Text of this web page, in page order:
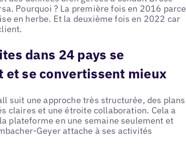
Pourquoi ? La première fois en 2016 parce
en herbe. Et la deuxième fois en 2022 car
dans 24 pays se
et se convertissent mieux
suit une approche très structurée, des plans
claires et une étroite collaboration. Cela a
plateforme en une semaine seulement et
Geyer attache à ses activités